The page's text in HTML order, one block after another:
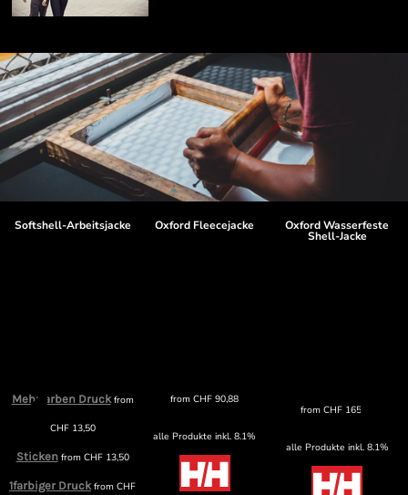
Softshell-Arbeitsjacke
Mehrfarben Druckfrom
CHF13,50
Stickenfrom CHF13,50
1farbiger DruckfromCHF
Oxford Fleecejacke
fromCHF 90,88
alle Produkte inkl. 8.1%
Oxford Wasserfeste
Shell-Jacke
from CHF165,89
alle Produkte inkl. 8.1%